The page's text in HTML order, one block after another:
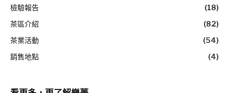
檢驗報告
(18)
茶區介紹
(82)
茶業活動
(54)
銷售地點
(4)